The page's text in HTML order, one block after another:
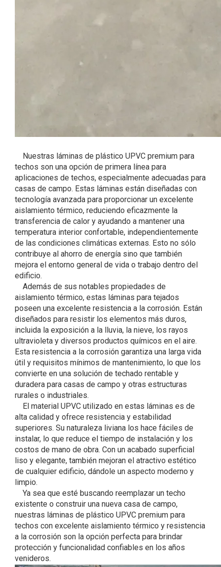
Nuestras láminas de plástico UPVC premium para
techos son una opción de primera línea para
aplicaciones de techos, especialmente adecuadas para
casas de campo. Estas láminas están diseñadas con
tecnología avanzada para proporcionar un excelente
aislamiento térmico, reduciendo eficazmente la
transferencia de calor y ayudando a mantener una
temperatura interior confortable, independientemente
de las condiciones climáticas externas. Esto no sólo
contribuye al ahorro de energía sino que también
mejora el entorno general de vida o trabajo dentro del
edificio.
Además de sus notables propiedades de
aislamiento térmico, estas láminas para tejados
poseen una excelente resistencia a la corrosión. Están
diseñados para resistir los elementos más duros,
incluida la exposición a la lluvia, la nieve, los rayos
ultravioleta y diversos productos químicos en el aire.
Esta resistencia a la corrosión garantiza una larga vida
útil y requisitos mínimos de mantenimiento, lo que los
convierte en una solución de techado rentable y
duradera para casas de campo y otras estructuras
rurales o industriales.
El material UPVC utilizado en estas láminas es de
alta calidad y ofrece resistencia y estabilidad
superiores. Su naturaleza liviana los hace fáciles de
instalar, lo que reduce el tiempo de instalación y los
costos de mano de obra. Con un acabado superficial
liso y elegante, también mejoran el atractivo estético
de cualquier edificio, dándole un aspecto moderno y
limpio.
Ya sea que esté buscando reemplazar un techo
existente o construir una nueva casa de campo,
nuestras láminas de plástico UPVC premium para
techos con excelente aislamiento térmico y resistencia
a la corrosión son la opción perfecta para brindar
protección y funcionalidad confiables en los años
venideros.